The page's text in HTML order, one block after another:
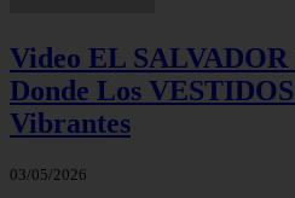
Video EL
Donde Los
Vibrantes
03/05/2026